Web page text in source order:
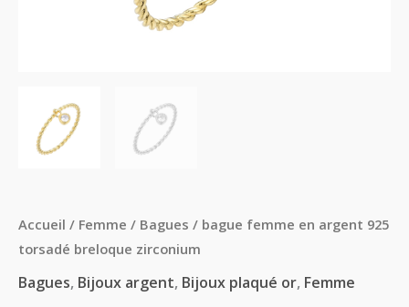
Accueil / Femme / Bagues / bague femme en argent 925
torsadé breloque zirconium
Bagues, Bijoux argent, Bijoux plaqué or, Femme